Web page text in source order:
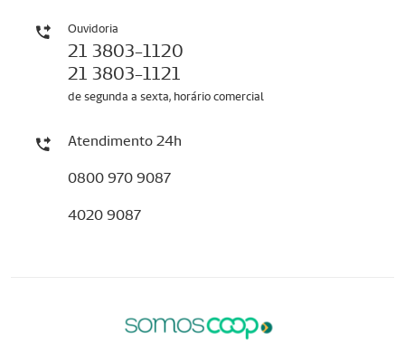
Ouvidoria
21 3803-1120
21 3803-1121
de segunda a sexta, horário comercial
Atendimento 24h
0800 970 9087
4020 9087